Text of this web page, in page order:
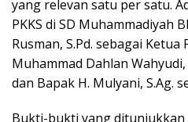
yang relevan satu per satu.
PKKS di SD Muhammadiyah
Rusman, S.Pd. sebagai Ketua
Muhammad Dahlan
dan Bapak H. Mulyani, S.Ag.
Bukti-bukti yang ditunjukkan